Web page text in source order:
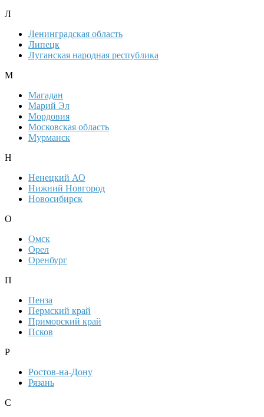
Л
Ленинградская область
Липецк
Луганская народная республика
М
Магадан
Марий Эл
Мордовия
Московская область
Мурманск
Н
Ненецкий АО
Нижний Новгород
Новосибирск
О
Омск
Орел
Оренбург
П
Пенза
Пермский край
Приморский край
Псков
Р
Ростов-на-Дону
Рязань
С